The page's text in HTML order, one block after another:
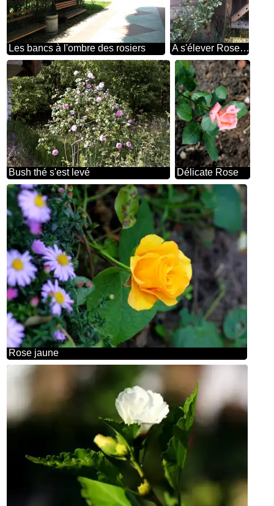
Les bancs à l'ombre des rosiers A s'élever Rose près de en bois porte
Bush thé s'est levé Délicate Rose
Rose jaune